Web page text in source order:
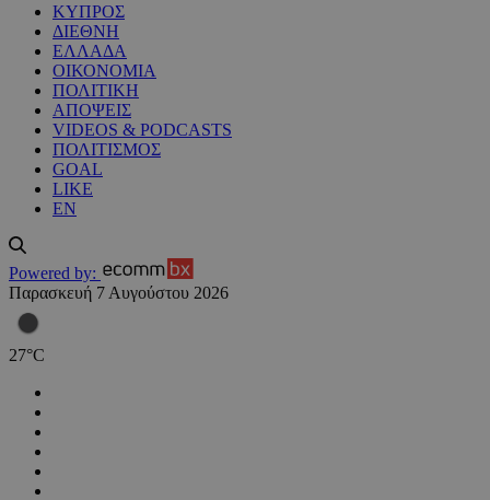
ΚΥΠΡΟΣ
ΔΙΕΘΝΗ
ΕΛΛΑΔΑ
ΟΙΚΟΝΟΜΙΑ
ΠΟΛΙΤΙΚΗ
ΑΠΟΨΕΙΣ
VIDEOS & PODCASTS
ΠΟΛΙΤΙΣΜΟΣ
GOAL
LIKE
EN
Powered by:
Παρασκευή 7 Αυγούστου 2026
27°C